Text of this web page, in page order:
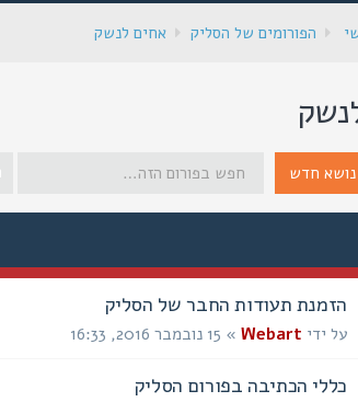
הפורומים של הסליק אחים לנשק
חדש
הזמנת תעודות החבר של הסליק
על ידי Webart » 15 נובמבר 2016, 16:33
כללי הכתיבה בפורום הסליק